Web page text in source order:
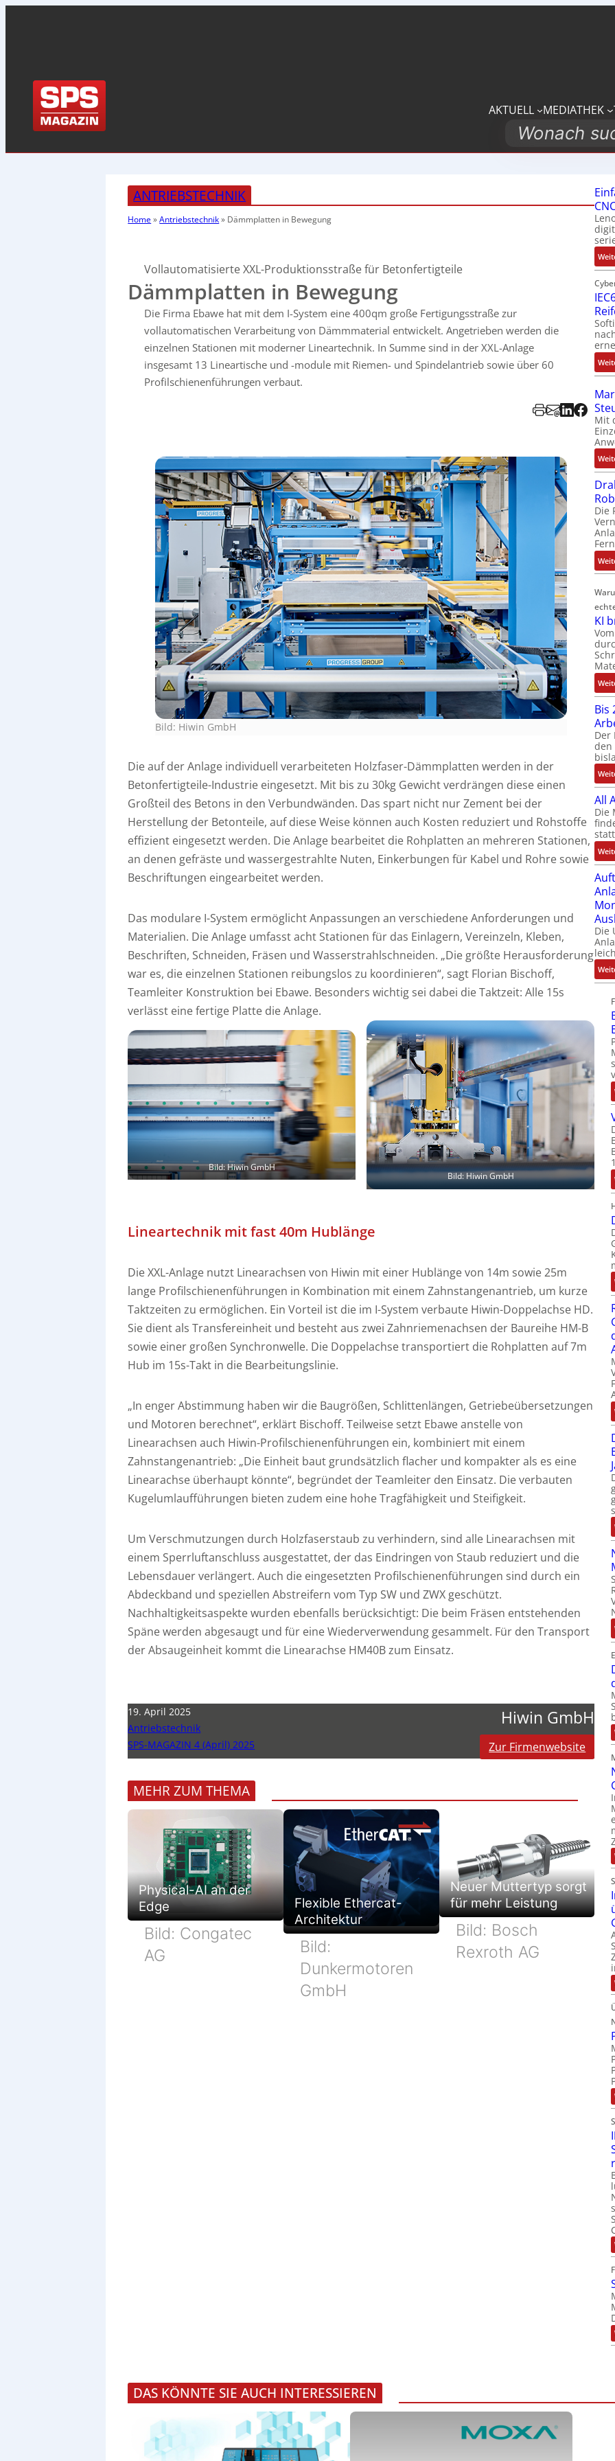
AKTUELL MEDIATHEK
Search
ANTRIEBSTECHNIK
Home»Antriebstechnik» Dämmplatten in Bewegung
Vollautomatisierte XXL-Produktionsstraße für Betonfertigteile
Dämmplatten in Bewegung
Die Firma Ebawe hat mit dem I-System eine 400qm große Fertigungsstraße zur
vollautomatischen Verarbeitung von Dämmmaterial entwickelt. Angetrieben werden die
einzelnen Stationen mit moderner Lineartechnik. In Summe sind in der XXL-Anlage
insgesamt 13 Lineartische und -module mit Riemen- und Spindelantrieb sowie über 60
Profilschienenführungen verbaut.
Bild: Hiwin GmbH
Die auf der Anlage individuell verarbeiteten Holzfaser-Dämmplatten werden in der
Betonfertigteile-Industrie eingesetzt. Mit bis zu 30kg Gewicht verdrängen diese einen
Großteil des Betons in den Verbundwänden. Das spart nicht nur Zement bei der
Herstellung der Betonteile, auf diese Weise können auch Kosten reduziert und Rohstoffe
effizient eingesetzt werden. Die Anlage bearbeitet die Rohplatten an mehreren Stationen,
an denen gefräste und wassergestrahlte Nuten, Einkerbungen für Kabel und Rohre sowie
Beschriftungen eingearbeitet werden.
Das modulare I-System ermöglicht Anpassungen an verschiedene Anforderungen und
Materialien. Die Anlage umfasst acht Stationen für das Einlagern, Vereinzeln, Kleben,
Beschriften, Schneiden, Fräsen und Wasserstrahlschneiden. „Die größte Herausforderung
war es, die einzelnen Stationen reibungslos zu koordinieren“, sagt Florian Bischoff,
Teamleiter Konstruktion bei Ebawe. Besonders wichtig sei dabei die Taktzeit: Alle 15s
verlässt eine fertige Platte die Anlage.
Bild: Hiwin GmbH
Bild: Hiwin GmbH
Lineartechnik mit fast 40m Hublänge
Die XXL-Anlage nutzt Linearachsen von Hiwin mit einer Hublänge von 14m sowie 25m
lange Profilschienenführungen in Kombination mit einem Zahnstangenantrieb, um kurze
Taktzeiten zu ermöglichen. Ein Vorteil ist die im I-System verbaute Hiwin-Doppelachse HD.
Sie dient als Transfereinheit und besteht aus zwei Zahnriemenachsen der Baureihe HM-B
sowie einer großen Synchronwelle. Die Doppelachse transportiert die Rohplatten auf 7m
Hub im 15s-Takt in die Bearbeitungslinie.
„In enger Abstimmung haben wir die Baugrößen, Schlittenlängen, Getriebeübersetzungen
und Motoren berechnet“, erklärt Bischoff. Teilweise setzt Ebawe anstelle von
Linearachsen auch Hiwin-Profilschienenführungen ein, kombiniert mit einem
Zahnstangenantrieb: „Die Einheit baut grundsätzlich flacher und kompakter als es eine
Linearachse überhaupt könnte“, begründet der Teamleiter den Einsatz. Die verbauten
Kugelumlaufführungen bieten zudem eine hohe Tragfähigkeit und Steifigkeit.
Um Verschmutzungen durch Holzfaserstaub zu verhindern, sind alle Linearachsen mit
einem Sperrluftanschluss ausgestattet, der das Eindringen von Staub reduziert und die
Lebensdauer verlängert. Auch die eingesetzten Profilschienenführungen sind durch ein
Abdeckband und speziellen Abstreifern vom Typ SW und ZWX geschützt.
Nachhaltigkeitsaspekte wurden ebenfalls berücksichtigt: Die beim Fräsen entstehenden
Späne werden abgesaugt und für eine Wiederverwendung gesammelt. Für den Transport
der Absaugeinheit kommt die Linearachse HM40B zum Einsatz.
19. April 2025
Antriebstechnik
SPS-MAGAZIN 4 (April) 2025
Hiwin GmbH
Zur Firmenwebsite
MEHR ZUM THEMA
Physical-AI an der
Edge
Bild: Congatec
AG
Flexible Ethercat-
Architektur
Bild:
Dunkermotoren
GmbH
Neuer Muttertyp sorgt
für mehr Leistung
Bild: Bosch
Rexroth AG
Mit
Die
KI
Bis
Der
den
All
Die
Die
DAS KÖNNTE SIE AUCH INTERESSIEREN